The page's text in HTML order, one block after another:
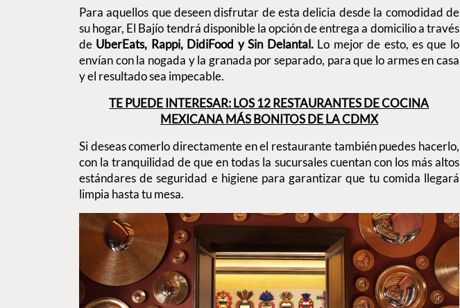
Para aquellos que deseen disfrutar de esta delicia desde la comodidad de
su hogar, El Bajío tendrá disponible la opción de entrega a domicilio a través
de UberEats, Rappi, DidiFood y Sin Delantal.Lo mejor de esto, es que lo
envían con la nogada y la granada por separado, para que lo armes en casa
y el resultado sea impecable.
TE PUEDE INTERESAR: LOS 12 RESTAURANTES DE COCINA
MEXICANA MÁS BONITOS DE LA CDMX
Si deseas comerlo directamente en el restaurante también puedes hacerlo,
con la tranquilidad de que en todas la sucursales cuentan con los más altos
estándares de seguridad e higiene para garantizar que tu comida llegará
limpia hasta tu mesa.